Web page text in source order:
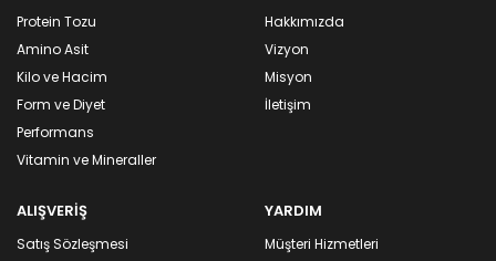
Protein Tozu
Amino Asit
Kilo ve Hacim
Form ve Diyet
Performans
Vitamin ve Mineraller
Hakkımızda
Vizyon
Misyon
İletişim
ALIŞVERİŞ
Satış Sözleşmesi
YARDIM
Müşteri Hizmetleri